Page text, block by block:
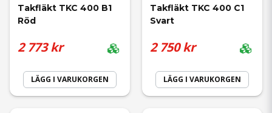
Takfläkt TKC 400 B1
Röd
2 773 kr
LÄGG I VARUKORGEN
Takfläkt TKC 400 C1
Svart
2 750 kr
LÄGG I VARUKORGEN